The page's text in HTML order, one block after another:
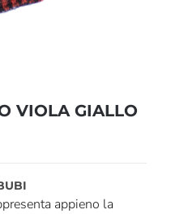
VIOLA GIALLO
appieno la